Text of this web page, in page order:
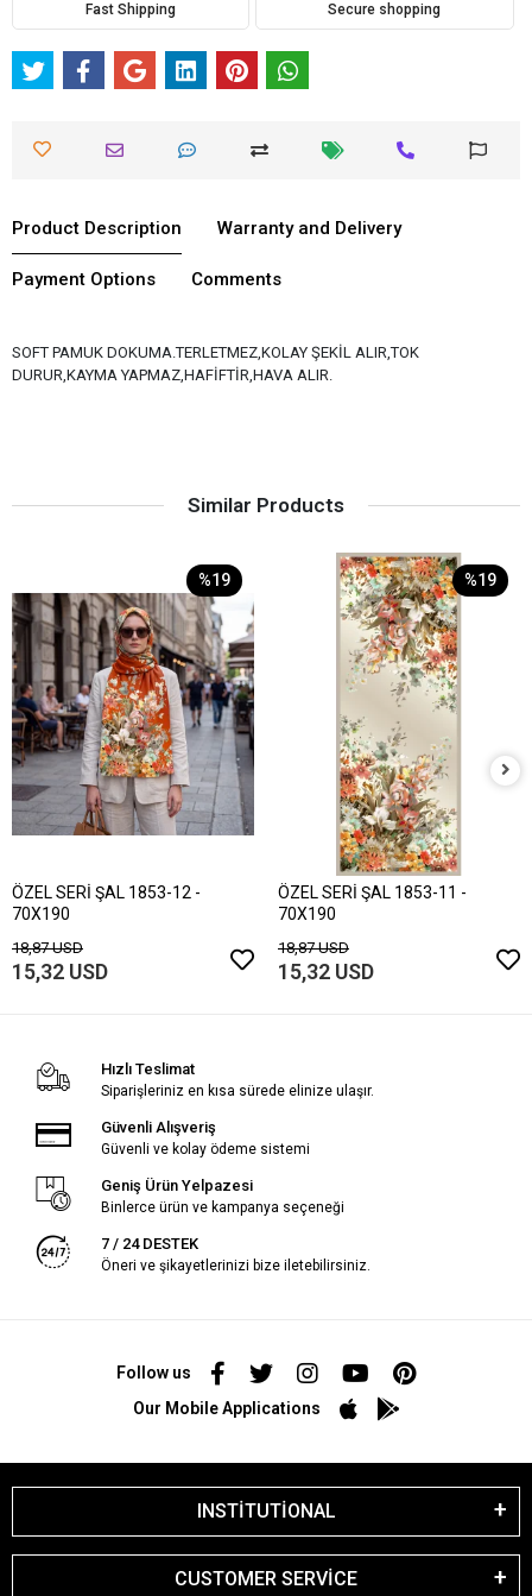
Fast Shipping Secure shopping
Product Description Warranty and Delivery
Payment Options Comments
SOFT PAMUK DOKUMA.TERLETMEZ,KOLAY ŞEKİL ALIR,TOK
DURUR,KAYMA YAPMAZ,HAFİFTİR,HAVA ALIR.
Similar Products
%19
ÖZEL SERİ ŞAL 1853-12 -
70X190
18,87 USD
15,32 USD
%19
ÖZEL SERİ ŞAL 1853-11 -
70X190
18,87 USD
15,32 USD
Hızlı Teslimat
Siparişleriniz en kısa sürede elinize ulaşır.
Güvenli Alışveriş
Güvenli ve kolay ödeme sistemi
Geniş Ürün Yelpazesi
Binlerce ürün ve kampanya seçeneği
7 / 24 DESTEK
Öneri ve şikayetlerinizi bize iletebilirsiniz.
Follow us
Our Mobile Applications
INSTİTUTİONAL
CUSTOMER SERVİCE